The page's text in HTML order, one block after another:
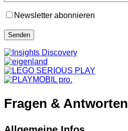
Newsletter abonnieren
Fragen & Antworten